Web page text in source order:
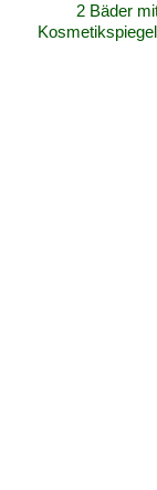
2 Bäder